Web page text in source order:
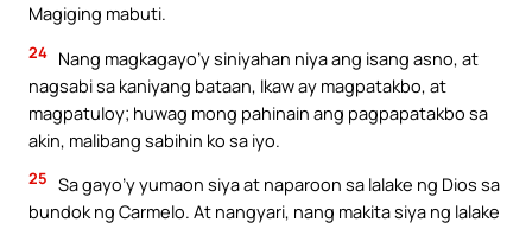
Magiging mabuti.
24 Nang magkagayo’y siniyahan niya ang isang asno, at
nagsabi sa kaniyang bataan, Ikaw ay magpatakbo, at
magpatuloy; huwag mong pahinain ang pagpapatakbo sa
akin, malibang sabihin ko sa iyo.
25 Sa gayo’y yumaon siya at naparoon sa lalake ng Dios sa
bundok ng Carmelo. At nangyari, nang makita siya ng lalake